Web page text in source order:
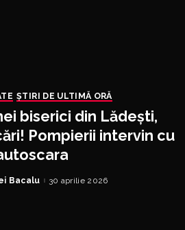
ȘTIRI DE ULTIMĂ ORĂ
biserici din Lădești,
Pompierii intervin cu
Bacalu 30 aprilie 2026